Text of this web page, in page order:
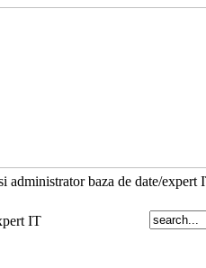
administrator baza de date/expert
IT